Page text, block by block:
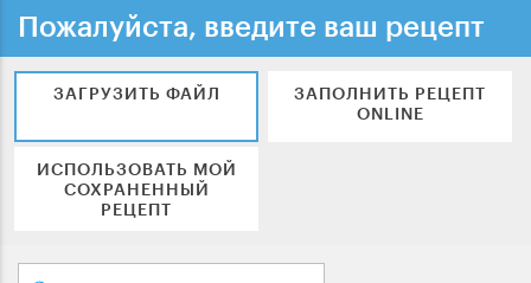
Пожалуйста, введите ваш рецепт
ЗАГРУЗИТЬ ФАЙЛ
ЗАПОЛНИТЬ РЕЦЕПТ
ONLINE
ИСПОЛЬЗОВАТЬ МОЙ
СОХРАНЕННЫЙ
РЕЦЕПТ